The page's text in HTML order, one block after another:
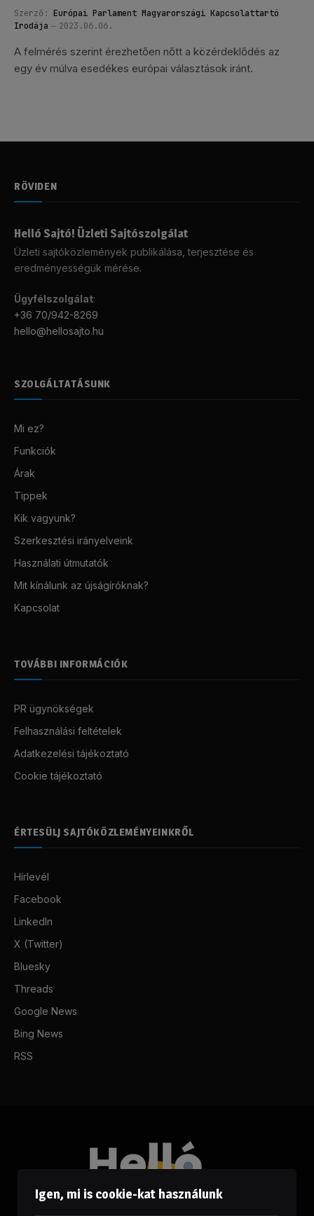
Szerző: Európai Parlament Magyarországi Kapcsolattartó
Irodája
2023.06.06.
A felmérés szerint érezhetően nőtt a közérdeklődés az
egy év múlva esedékes európai választások iránt.
RÖVIDEN
Helló Sajtó! Üzleti Sajtószolgálat
Üzleti sajtóközlemények publikálása, terjesztése és
eredményességük mérése.
Ügyfélszolgálat:
+36 70/942-8269
hello@hellosajto.hu
SZOLGÁLTATÁSUNK
Mi ez?
Funkciók
Árak
Tippek
Kik vagyunk?
Szerkesztési irányelveink
Használati útmutatók
Mit kínálunk az újságíróknak?
Kapcsolat
TOVÁBBI INFORMÁCIÓK
PR ügynökségek
Felhasználási feltételek
Adatkezelési tájékoztató
Cookie tájékoztató
ÉRTESÜLJ SAJTÓKÖZLEMÉNYEINKRŐL
Hírlevél
Facebook
LinkedIn
X (Twitter)
Bluesky
Threads
Google News
Bing News
RSS
Igen, mi is cookie-kat használunk